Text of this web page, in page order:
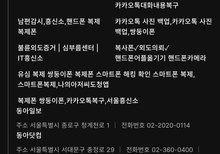
어린이수학동아
브랜더쿠
게임동아
동아주니어국악콩쿠르
동아마라톤
동아연극상
LG와 함께 하는 서울국제음악콩쿠르
제주 국제사진공모전
카카오톡대화내용복구
남편감시,흥신소,핸드폰 복제
복제폰
카카오톡 사진 백업,카카오톡 사진
백업,쌍둥이폰
불륜외도증거 | 심부름센터 |
IT흥신소
복사폰✓외도의뢰✓
핸드폰어플옮기기 핸드폰카메라
유심 복제 쌍둥이폰 복제폰 스마트폰 해킹 확인 스마트폰 복제,
스마트폰복제,나의아저씨도청앱
복제폰 쌍둥이폰,카카오톡복구,서울흥신소
동아일보
주소 서울특별시 종로구 청계천로 1 전화번호 02-2020-0114
동아닷컴
주소 서울특별시 서대문구 충정로 29
전화번호 02-360-0400